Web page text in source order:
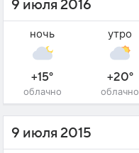
9 июля 2016
ночь
+15°
облачно
утро
+20°
облачно
9 июля 2015